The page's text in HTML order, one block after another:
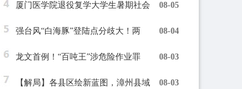
厦门医学院退役复学大学生暑期社会 08-05
强台风“白海豚”登陆点分歧大！两 08-04
龙文首例！“百吨王”涉危险作业罪 08-03
【解局】各县区绘新蓝图，漳州县域 08-03